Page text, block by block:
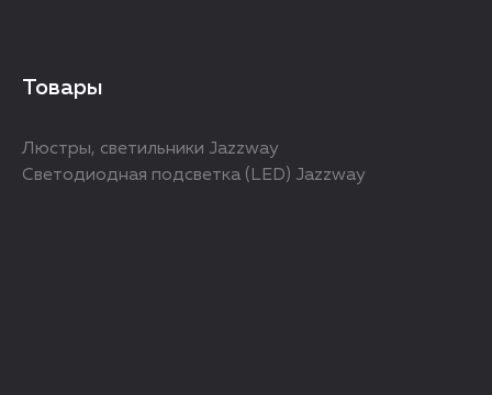
Товары
Люстры, светильники Jazzway
Светодиодная подсветка (LED) Jazzway